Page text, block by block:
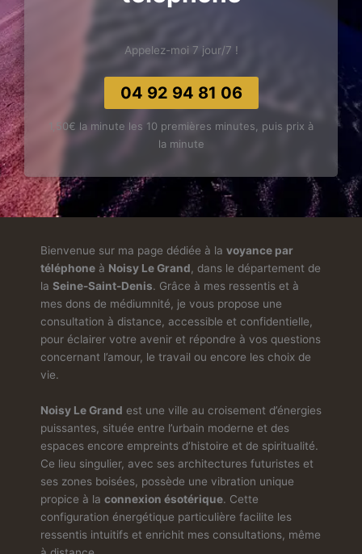
Appelez-moi 7 jour/7 !
04 92 94 81 06
1,50€ la minute les 10 premières minutes, puis prix à
la minute
Bienvenue sur ma page dédiée à la voyance par
téléphone à Noisy Le Grand , dans le département de
la Seine-Saint-Denis. Grâce à mes ressentis et à
mes dons de médiumnité, je vous propose une
consultation à distance, accessible et confidentielle,
pour éclairer votre avenir et répondre à vos questions
concernant l’amour, le travail ou encore les choix de
vie.
Noisy Le Grand est une ville au croisement d’énergies
puissantes, située entre l’urbain moderne et des
espaces encore empreints d’histoire et de spiritualité.
Ce lieu singulier, avec ses architectures futuristes et
ses zones boisées, possède une vibration unique
propice à la connexion ésotérique. Cette
configuration énergétique particulière facilite les
ressentis intuitifs et enrichit mes consultations, même